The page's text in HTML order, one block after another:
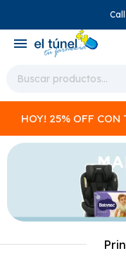
menu
HOY! 25% OFF CON
close